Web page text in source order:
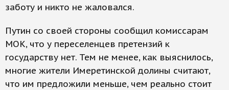
заботу и никто не жаловался.
Путин со своей стороны сообщил комиссарам
МОК, что у переселенцев претензий к
государству нет. Тем не менее, как выяснилось,
многие жители Имеретинской долины считают,
что им предложили меньше, чем реально стоит